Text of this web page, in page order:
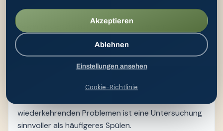
Akzeptieren
Ablehnen
Einstellungen ansehen
Cookie-Richtlinie
Bewerte den Ablauf nicht nur nach einem
unmittelbaren Frischegefühl. Entscheidend ist, ob
er wiederholbar, würdevoll und hautschonend
bleibt. Ändere bei Beschwerden immer nur einen
ein Pflegeprodukt. Dadurch lässt sich besser
wiederkehrenden Problemen ist eine Untersuchung
sinnvoller als häufigeres Spülen.